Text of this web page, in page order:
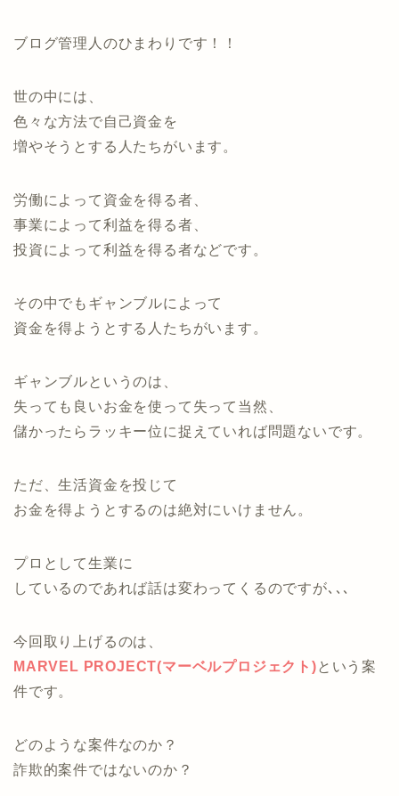
ブログ管理人のひまわりです！！
世の中には、
色々な方法で自己資金を
増やそうとする人たちがいます。
労働によって資金を得る者、
事業によって利益を得る者、
投資によって利益を得る者などです。
その中でもギャンブルによって
資金を得ようとする人たちがいます。
ギャンブルというのは、
失っても良いお金を使って失って当然、
儲かったらラッキー位に捉えていれば問題ないです。
ただ、生活資金を投じて
お金を得ようとするのは絶対にいけません。
プロとして生業に
しているのであれば話は変わってくるのですが､､､
今回取り上げるのは、
MARVEL PROJECT(マーベルプロジェクト)という案
件です。
どのような案件なのか？
詐欺的案件ではないのか？